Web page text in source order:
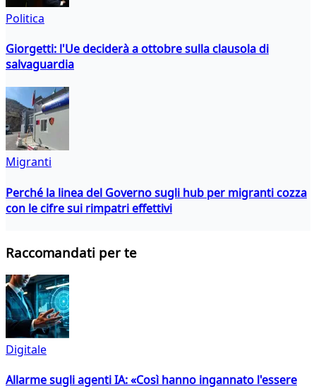
Politica
Giorgetti: l'Ue deciderà a ottobre sulla clausola di
salvaguardia
Migranti
Perché la linea del Governo sugli hub per migranti cozza
con le cifre sui rimpatri effettivi
Raccomandati per te
Digitale
Allarme sugli agenti IA: «Così hanno ingannato l'essere